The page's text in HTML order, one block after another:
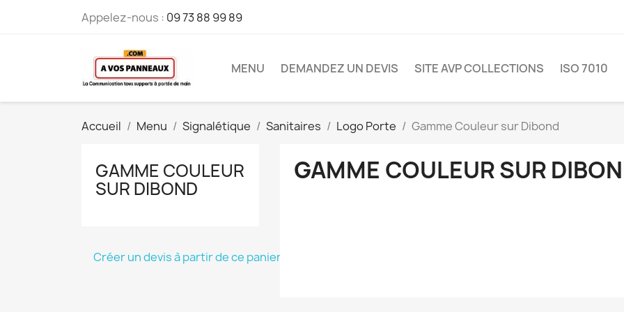
Appelez-nous : 09 73 88 99 89
MENU DEMANDEZ UN DEVIS SITE AVP COLLECTIONS ISO 7010
Accueil Menu Signalétique Sanitaires Logo Porte Gamme Couleur sur Dibond
GAMME COULEUR
SUR DIBOND
Créer un devis à partir de ce panier
GAMME COULEUR SUR